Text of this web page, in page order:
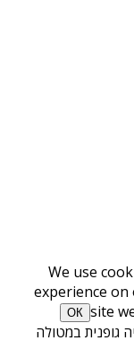
We use
experience
site
ОК
גופנית במטולה